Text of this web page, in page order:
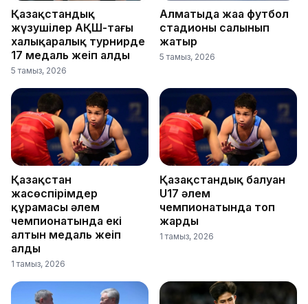
Қазақстандық
жүзушілер АҚШ-тағы
халықаралық турнирде
17 медаль жеңіп алды
5 тамыз, 2026
Алматыда жаңа футбол
стадионы салынып
жатыр
5 тамыз, 2026
Қазақстан
жасөспірімдер
құрамасы әлем
чемпионатында екі
алтын медаль жеңіп
алды
1 тамыз, 2026
Қазақстандық балуан
U17 әлем
чемпионатында топ
жарды
1 тамыз, 2026